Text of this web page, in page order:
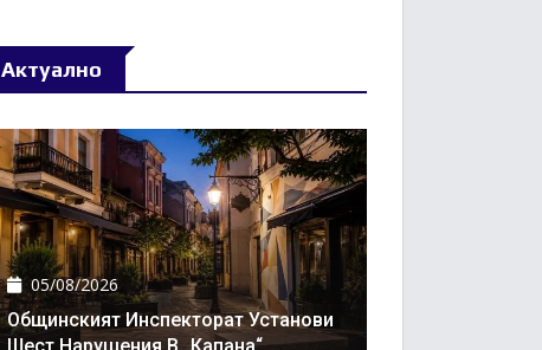
Актуално
05/08/2026
Общинският Инспекторат Установи